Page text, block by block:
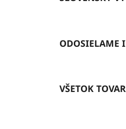
ODOSIELAME
VŠETOK